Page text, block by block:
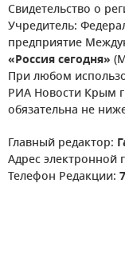
Свидетельство о
Учредитель:
предприятие
«Россия сегодня»
При любом
РИА Новости Крым
обязательна не
Главный редактор:
Адрес электронной
Телефон Редакции: